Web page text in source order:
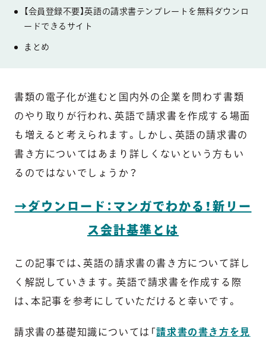
【会員登録不要】英語の請求書テンプレートを無料ダウンロ
ードできるサイト
まとめ
書類の電子化が進むと国内外の企業を問わず書類
のやり取りが行われ、英語で請求書を作成する場面
も増えると考えられます。しかし、英語の請求書の
書き方についてはあまり詳しくないという方もい
るのではないでしょうか？
→ダウンロード：マンガでわかる！新リー
ス会計基準とは
この記事では、英語の請求書の書き方について詳し
く解説していきます。英語で請求書を作成する際
は、本記事を参考にしていただけると幸いです。
請求書の基礎知識については「請求書の書き方を見